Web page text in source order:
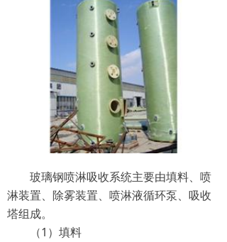
玻璃钢喷淋吸收系统主要由填料、喷
淋装置、除雾装置、喷淋液循环泵、吸收
塔组成。
（1）填料